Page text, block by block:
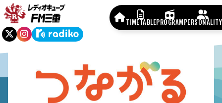
TIMETABLEPROGRAMPERSONALITY